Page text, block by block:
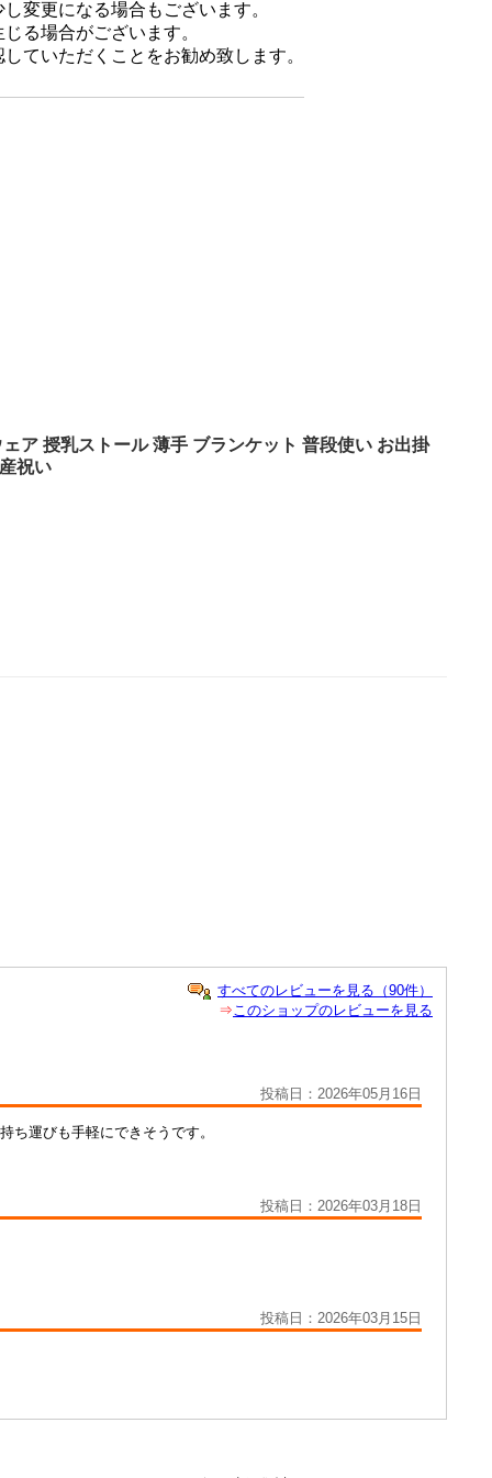
変更になる場合もございます。
る場合がございます。
ていただくことをお勧め致します。
ア 授乳ストール 薄手 ブランケット 普段使い お出掛
祝い
すべてのレビューを見る（90件）
⇒このショップのレビューを見る
投稿日：2026年05月16日
ち運びも手軽にできそうです。
投稿日：2026年03月18日
投稿日：2026年03月15日